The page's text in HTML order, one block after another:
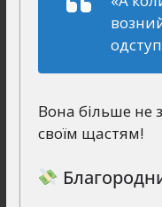
Вона більше не
своїм щастям!